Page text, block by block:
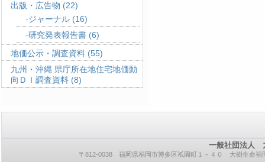
出版・広告物 (22)
ジャーナル (16)
研究発表報告書 (6)
地価公示・調査資料 (55)
九州・沖縄 県庁所在地住宅地価動
向ＤＩ調査資料 (8)
一般社団法人
〒812-0038 福岡県福岡市博多区祇園町１－４０ 大樹生命